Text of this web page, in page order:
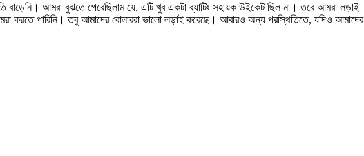
বাড়েনি। আমরা বুঝতে পেরেছিলাম যে, এটি খুব একটা ব্যাটিং সহায়ক উইকেট ছিল না। তবে আমরা লড়াই
করতে পারিনি। তবু আমাদের বোলাররা ভালো লড়াই করেছে। আবারও অন্য পরস্থিতিতে, যদিও আমাদের